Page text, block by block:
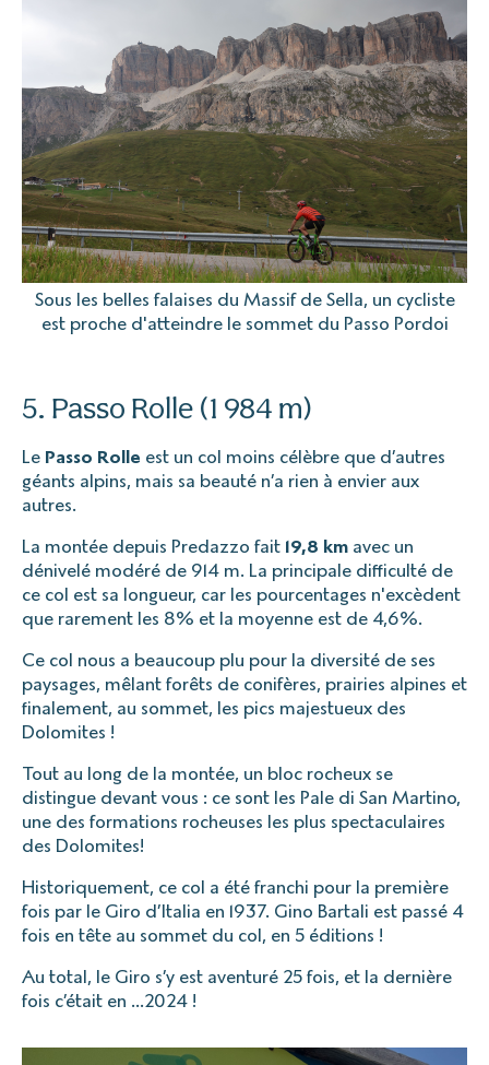
Sous les belles falaises du Massif de Sella, un cycliste
est proche d'atteindre le sommet du Passo Pordoi
5. Passo Rolle (1 984 m)
Le Passo Rolle est un col moins célèbre que d’autres
géants alpins, mais sa beauté n’a rien à envier aux
autres.
La montée depuis Predazzo fait 19,8 km avec un
dénivelé modéré de 914 m. La principale difficulté de
ce col est sa longueur, car les pourcentages n'excèdent
que rarement les 8% et la moyenne est de 4,6%.
Ce col nous a beaucoup plu pour la diversité de ses
paysages, mêlant forêts de conifères, prairies alpines et
finalement, au sommet, les pics majestueux des
Dolomites !
Tout au long de la montée, un bloc rocheux se
distingue devant vous : ce sont les Pale di San Martino,
une des formations rocheuses les plus spectaculaires
des Dolomites!
Historiquement, ce col a été franchi pour la première
fois par le Giro d’Italia en 1937. Gino Bartali est passé 4
fois en tête au sommet du col, en 5 éditions !
Au total, le Giro s’y est aventuré 25 fois, et la dernière
fois c’était en …2024 !